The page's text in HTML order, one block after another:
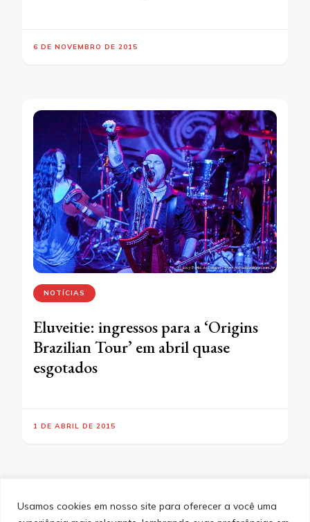
Usamos cookies em nosso site para oferecer a você uma
6 DE NOVEMBRO DE 2015
NOTÍCIAS
Eluveitie: ingressos para a ‘Origins
Brazilian Tour’ em abril quase
esgotados
1 DE ABRIL DE 2015